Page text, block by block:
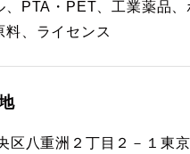
、PTA・PET、工業薬品
料、ライセンス
区八重洲２丁目２－１東